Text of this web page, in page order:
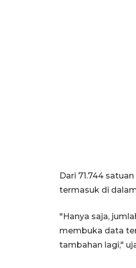
Dari 71.744
termasuk di
"Hanya saja,
membuka data
tambahan lagi,"